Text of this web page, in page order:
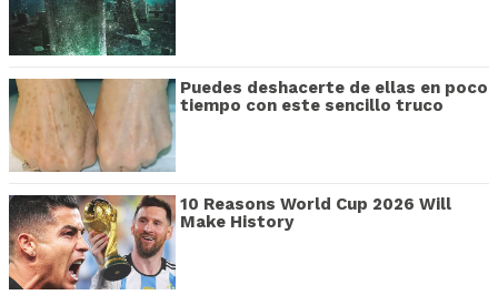
Puedes deshacerte de ellas en poco
tiempo con este sencillo truco
10 Reasons World Cup 2026 Will
Make History